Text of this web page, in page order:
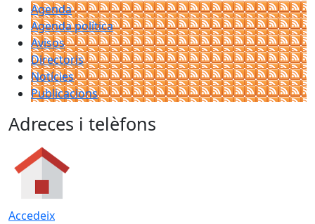
Agenda
Agenda política
Avisos
Directoris
Notícies
Publicacions
Adreces i telèfons
Accedeix